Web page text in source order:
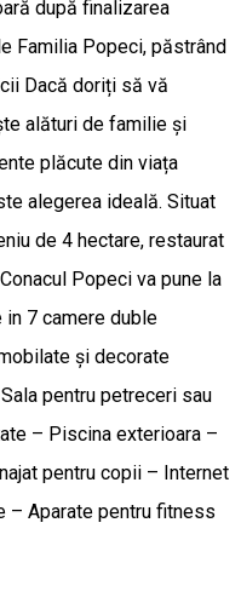
după finalizarea
Familia Popeci, păstrând
Dacă doriți să vă
alături de familie și
plăcute din viața
alegerea ideală. Situat
de 4 hectare, restaurat
Popeci va pune la
7 camere duble
și decorate
pentru petreceri sau
– Piscina exterioara –
pentru copii – Internet
Aparate pentru fitness